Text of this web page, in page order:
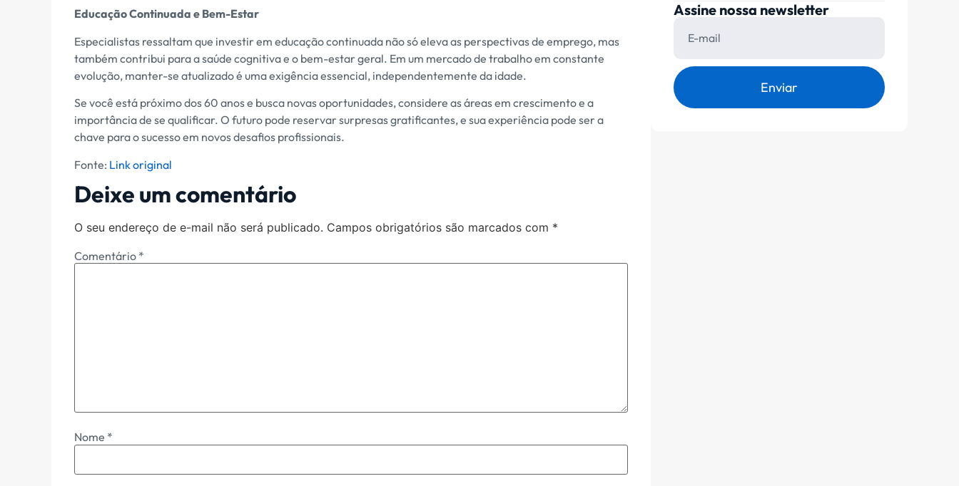
Educação Continuada e Bem-Estar
Especialistas ressaltam que investir em educação continuada não só eleva as perspectivas de emprego, mas
também contribui para a saúde cognitiva e o bem-estar geral. Em um mercado de trabalho em constante
evolução, manter-se atualizado é uma exigência essencial, independentemente da idade.
Se você está próximo dos 60 anos e busca novas oportunidades, considere as áreas em crescimento e a
importância de se qualificar. O futuro pode reservar surpresas gratificantes, e sua experiência pode ser a
chave para o sucesso em novos desafios profissionais.
Fonte: Link original
Deixe um comentário
O seu endereço de e-mail não será publicado. Campos obrigatórios são marcados com *
Comentário *
Nome *
Assine nossa newsletter
Enviar